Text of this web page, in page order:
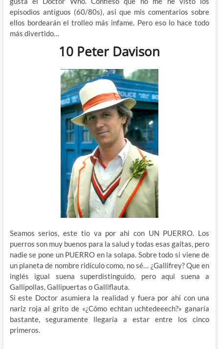
episodios antiguos (60/80s), asi que mis comentarios sobre
ellos bordearán el trolleo más infame. Pero eso lo hace todo
más divertido…
10 Peter Davison
Seamos serios, este tio va por ahi con UN PUERRO. Los
puerros son muy buenos para la salud y todas esas gaitas, pero
nadie se pone un PUERRO en la solapa. Sobre todo si viene de
un planeta de nombre ridículo como, no sé… ¿Gallifrey? Que en
inglés igual suena superdistinguido, pero aqui suena a
Gallipollas, Gallipuertas o Galliflauta.
Si este Doctor asumiera la realidad y fuera por ahi con una
nariz roja al grito de «¿Cómo echtan uchtedeeech?» ganaría
bastante, seguramente llegaría a estar entre los cinco
primeros.